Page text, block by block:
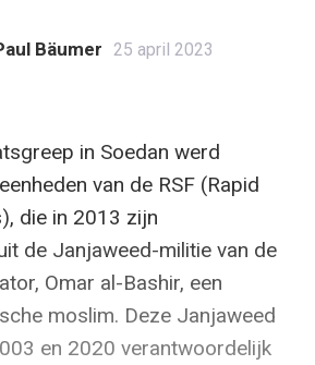
Bäumer 25 april 2023
in Soedan werd
van de RSF (Rapid
die in 2013 zijn
de Janjaweed-militie van de
Omar al-Bashir, een
moslim. Deze Janjaweed
en 2020 verantwoordelijk